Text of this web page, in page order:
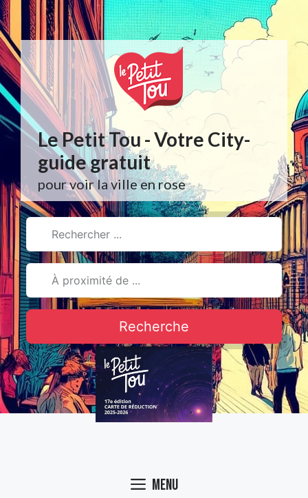
Aller
au
contenu
Le Petit Tou - Votre City-
guide gratuit
pour voir la ville en rose
Recherche
Menu